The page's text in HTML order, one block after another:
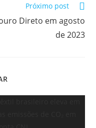
Próximo post
Direto em agosto
de 2023